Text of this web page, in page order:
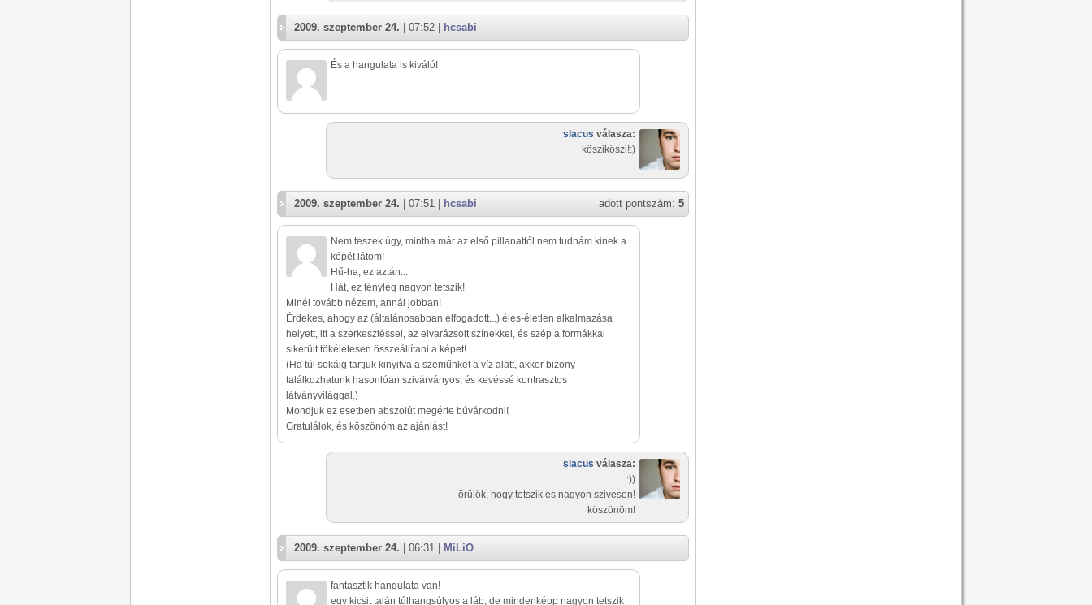
2009. szeptember 24. | 07:52 | hcsabi
És a hangulata is kiváló!
slacus válasza:
kösziköszi!:)
adott pontszám: 5
2009. szeptember 24. | 07:51 | hcsabi
Nem teszek úgy, mintha már az első pillanattól nem tudnám kinek a
képét látom!
Hű-ha, ez aztán...
Hát, ez tényleg nagyon tetszik!
Minél tovább nézem, annál jobban!
Érdekes, ahogy az (általánosabban elfogadott...) éles-életlen alkalmazása
helyett, itt a szerkesztéssel, az elvarázsolt színekkel, és szép a formákkal
sikerült tökéletesen összeállítani a képet!
(Ha túl sokáig tartjuk kinyitva a szeműnket a víz alatt, akkor bizony
találkozhatunk hasonlóan szivárványos, és kevéssé kontrasztos
látványvilággal.)
Mondjuk ez esetben abszolút megérte búvárkodni!
Gratulálok, és köszönöm az ajánlást!
slacus válasza:
:))
örülök, hogy tetszik és nagyon szivesen!
köszönöm!
2009. szeptember 24. | 06:31 | MiLiO
fantasztik hangulata van!
egy kicsit talán túlhangsúlyos a láb, de mindenképp nagyon tetszik